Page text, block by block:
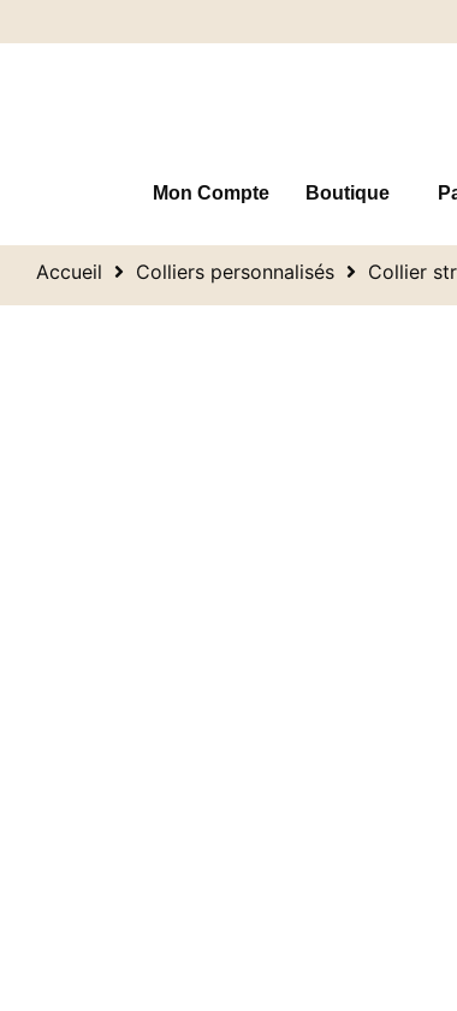
Mon Compte Boutique
Accueil Colliers personnalisés Collier